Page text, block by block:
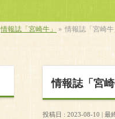
情報誌「宮崎牛」 » 情報誌「宮崎牛
情報誌「宮
投稿日 : 2023-08-10 最